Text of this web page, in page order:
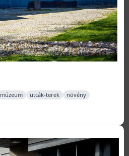
múzeum utcák-terek növény